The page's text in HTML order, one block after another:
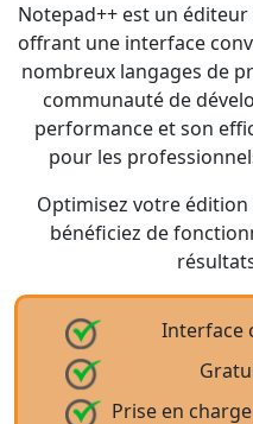
Notepad++ est un
offrant une interface
nombreux langages de
communauté de
performance et son
pour les
Optimisez votre édition
bénéficiez de
Interface
Prise en